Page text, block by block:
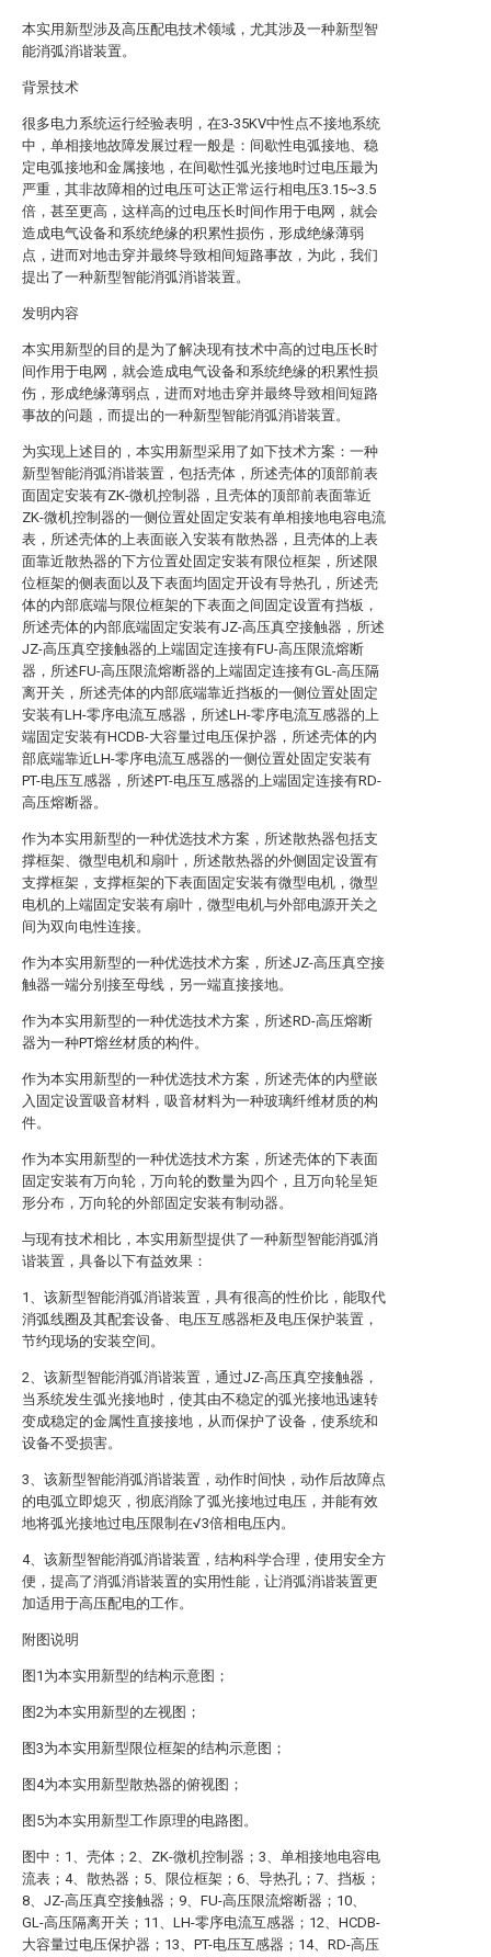
本实用新型涉及高压配电技术领域，尤其涉及一种新型智
能消弧消谐装置。
背景技术
很多电力系统运行经验表明，在3-35KV中性点不接地系统
中，单相接地故障发展过程一般是：间歇性电弧接地、稳
定电弧接地和金属接地，在间歇性弧光接地时过电压最为
严重，其非故障相的过电压可达正常运行相电压3.15~3.5
倍，甚至更高，这样高的过电压长时间作用于电网，就会
造成电气设备和系统绝缘的积累性损伤，形成绝缘薄弱
点，进而对地击穿并最终导致相间短路事故，为此，我们
提出了一种新型智能消弧消谐装置。
发明内容
本实用新型的目的是为了解决现有技术中高的过电压长时
间作用于电网，就会造成电气设备和系统绝缘的积累性损
伤，形成绝缘薄弱点，进而对地击穿并最终导致相间短路
事故的问题，而提出的一种新型智能消弧消谐装置。
为实现上述目的，本实用新型采用了如下技术方案：一种
新型智能消弧消谐装置，包括壳体，所述壳体的顶部前表
面固定安装有ZK-微机控制器，且壳体的顶部前表面靠近
ZK-微机控制器的一侧位置处固定安装有单相接地电容电流
表，所述壳体的上表面嵌入安装有散热器，且壳体的上表
面靠近散热器的下方位置处固定安装有限位框架，所述限
位框架的侧表面以及下表面均固定开设有导热孔，所述壳
体的内部底端与限位框架的下表面之间固定设置有挡板，
所述壳体的内部底端固定安装有JZ-高压真空接触器，所述
JZ-高压真空接触器的上端固定连接有FU-高压限流熔断
器，所述FU-高压限流熔断器的上端固定连接有GL-高压隔
离开关，所述壳体的内部底端靠近挡板的一侧位置处固定
安装有LH-零序电流互感器，所述LH-零序电流互感器的上
端固定安装有HCDB-大容量过电压保护器，所述壳体的内
部底端靠近LH-零序电流互感器的一侧位置处固定安装有
PT-电压互感器，所述PT-电压互感器的上端固定连接有RD-
高压熔断器。
作为本实用新型的一种优选技术方案，所述散热器包括支
撑框架、微型电机和扇叶，所述散热器的外侧固定设置有
支撑框架，支撑框架的下表面固定安装有微型电机，微型
电机的上端固定安装有扇叶，微型电机与外部电源开关之
间为双向电性连接。
作为本实用新型的一种优选技术方案，所述JZ-高压真空接
触器一端分别接至母线，另一端直接接地。
作为本实用新型的一种优选技术方案，所述RD-高压熔断
器为一种PT熔丝材质的构件。
作为本实用新型的一种优选技术方案，所述壳体的内壁嵌
入固定设置吸音材料，吸音材料为一种玻璃纤维材质的构
件。
作为本实用新型的一种优选技术方案，所述壳体的下表面
固定安装有万向轮，万向轮的数量为四个，且万向轮呈矩
形分布，万向轮的外部固定安装有制动器。
与现有技术相比，本实用新型提供了一种新型智能消弧消
谐装置，具备以下有益效果：
1、该新型智能消弧消谐装置，具有很高的性价比，能取代
消弧线圈及其配套设备、电压互感器柜及电压保护装置，
节约现场的安装空间。
2、该新型智能消弧消谐装置，通过JZ-高压真空接触器，
当系统发生弧光接地时，使其由不稳定的弧光接地迅速转
变成稳定的金属性直接接地，从而保护了设备，使系统和
设备不受损害。
3、该新型智能消弧消谐装置，动作时间快，动作后故障点
的电弧立即熄灭，彻底消除了弧光接地过电压，并能有效
地将弧光接地过电压限制在√3倍相电压内。
4、该新型智能消弧消谐装置，结构科学合理，使用安全方
便，提高了消弧消谐装置的实用性能，让消弧消谐装置更
加适用于高压配电的工作。
附图说明
图1为本实用新型的结构示意图；
图2为本实用新型的左视图；
图3为本实用新型限位框架的结构示意图；
图4为本实用新型散热器的俯视图；
图5为本实用新型工作原理的电路图。
图中：1、壳体；2、ZK-微机控制器；3、单相接地电容电
流表；4、散热器；5、限位框架；6、导热孔；7、挡板；
8、JZ-高压真空接触器；9、FU-高压限流熔断器；10、
GL-高压隔离开关；11、LH-零序电流互感器；12、HCDB-
大容量过电压保护器；13、PT-电压互感器；14、RD-高压